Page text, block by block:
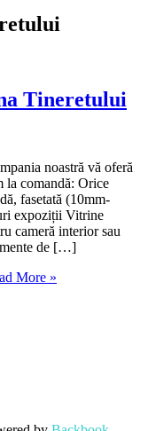
Tineretului
noastră vă oferă
la comandă: Orice
fasetată (10mm-
expoziții Vitrine
cameră interior sau
de […]
More »